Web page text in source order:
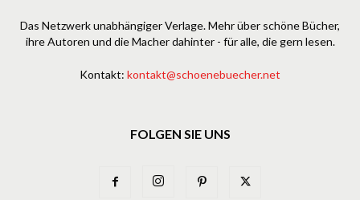
Das Netzwerk unabhängiger Verlage. Mehr über schöne Bücher,
ihre Autoren und die Macher dahinter - für alle, die gern lesen.
Kontakt: kontakt@schoenebuecher.net
FOLGEN SIE UNS